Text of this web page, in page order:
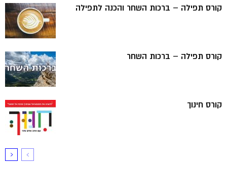
קורס תפילה – ברכות השחר והכנה לתפילה
קורס תפילה – ברכות השחר
קורס חינוך